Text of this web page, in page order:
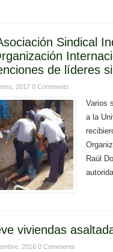
Sindical
de líderes
2017 0 Comments
Varios
a la
Raúl
viviendas
2016 0 Comments